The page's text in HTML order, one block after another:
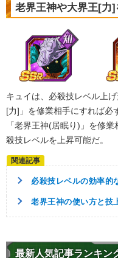
リクーム＆グルド
8.0 /10 点
・
【一
ナ
ジース＆バータ
7.5 /10 点
【発
・
【一
【一
宇
恐
【一
老界王神や大界王[力]
キュイは、必殺技レベル上
[力]」を修業相手にすれば必
「老界王神(居眠り)」を修
殺技レベルを上昇可能だ。
必殺技レベルの効率的
老界王神の使い方と技
最新人気記事ランキン